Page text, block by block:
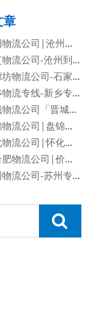
章
沧州到揭阳物流公司|沧州到揭阳物流专线
沧州到林芝物流公司-沧州到林芝货运专线
石家庄到廊坊物流公司-石家庄到廊坊货运专线
沧州到新乡物流专线-新乡专线
保定到晋城物流公司「晋城专线」
济南到盘锦物流公司|盘锦专线
济南到怀化物流公司|怀化专线
石家庄到合肥物流公司|价格查询
保定到苏州物流公司-苏州专线